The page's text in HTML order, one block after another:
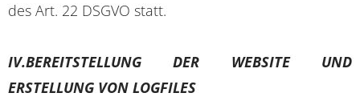
des Art. 22 DSGVO statt.
IV.BEREITSTELLUNG DER WEBSITE UND
ERSTELLUNG VON LOGFILES